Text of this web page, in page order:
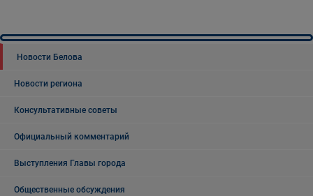
Новости Белова
Новости региона
Консультативные советы
Официальный комментарий
Выступления Главы города
Общественные обсуждения